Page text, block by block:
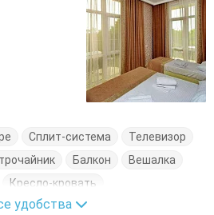
Сплит-система
Телевизор
Балкон
Вешалка
Кресло-кровать
Кровать двуспальная
удобства